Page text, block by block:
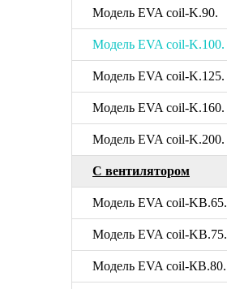
Модель EVA coil-K.90.
Модель EVA coil-K.100.
Модель EVA coil-K.125.
Модель EVA coil-K.160.
Модель EVA coil-K.200.
С вентилятором
Модель EVA coil-KВ.65.
Модель EVA coil-KВ.75.
Модель EVA coil-КВ.80.